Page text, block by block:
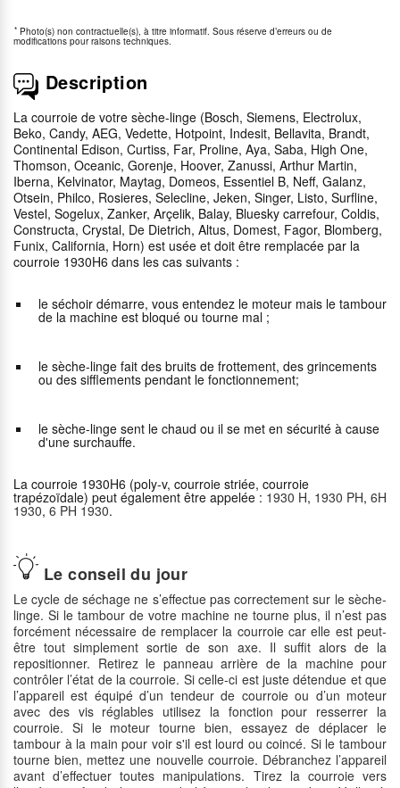
Le conseil du jour
Le cycle de séchage ne s’effectue pas correctement sur le sèche-
linge. Si le tambour de votre machine ne tourne plus, il n’est pas
forcément nécessaire de remplacer la courroie car elle est peut-
être tout simplement sortie de son axe. Il suffit alors de la
repositionner. Retirez le panneau arrière de la machine pour
contrôler l’état de la courroie. Si celle-ci est juste détendue et que
l’appareil est équipé d’un tendeur de courroie ou d’un moteur
avec des vis réglables utilisez la fonction pour resserrer la
courroie. Si le moteur tourne bien, essayez de déplacer le
tambour à la main pour voir s'il est lourd ou coincé. Si le tambour
tourne bien, mettez une nouvelle courroie. Débranchez l’appareil
avant d’effectuer toutes manipulations. Tirez la courroie vers
* Photo(s) non contractuelle(s), à titre informatif. Sous réserve d’erreurs ou de
modifications pour raisons techniques.
Description
La courroie de votre sèche-linge (Bosch, Siemens, Electrolux,
Beko, Candy, AEG, Vedette, Hotpoint, Indesit, Bellavita, Brandt,
Continental Edison, Curtiss, Far, Proline, Aya, Saba, High One,
Thomson, Oceanic, Gorenje, Hoover, Zanussi, Arthur Martin,
Iberna, Kelvinator, Maytag, Domeos, Essentiel B, Neff, Galanz,
Otsein, Philco, Rosieres, Selecline, Jeken, Singer, Listo, Surfline,
Vestel, Sogelux, Zanker, Arçelik, Balay, Bluesky carrefour, Coldis,
Constructa, Crystal, De Dietrich, Altus, Domest, Fagor, Blomberg,
Funix, California, Horn) est usée et doit être remplacée par la
courroie 1930H6 dans les cas suivants :
le séchoir démarre, vous entendez le moteur mais le tambour
de la machine est bloqué ou tourne mal ;
le sèche-linge fait des bruits de frottement, des grincements
ou des sifflements pendant le fonctionnement;
le sèche-linge sent le chaud ou il se met en sécurité à cause
d'une surchauffe.
La courroie 1930H6 (poly-v, courroie striée, courroie
trapézoïdale) peut également être appelée : 1930 H, 1930 PH, 6H
1930, 6 PH 1930.